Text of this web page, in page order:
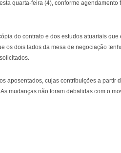
quarta-feira (4), conforme agendamento
do contrato e dos estudos atuariais que
os dois lados da mesa de negociação
aposentados, cujas contribuições a partir
mudanças não foram debatidas com o